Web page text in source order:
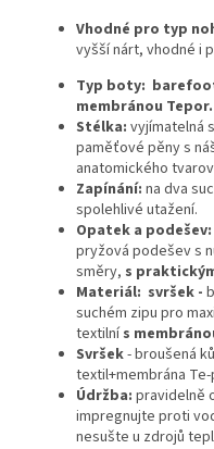
Vhodné pro typ
vyšší nárt, vhodné i
Typ boty:
membránou Tepor.
Stélka: vyjímatelná
paměťové pěny s
anatomického
Zapínání: na dva
spolehlivé utažení.
Opatek a podešev:
pryžová podešev s
směry, s
Materiál: svršek -
suchém zipu pro
textilnís
Svršek- broušená
textil+membrána
Údržba: pravidelně
impregnujte proti
nesušte u zdrojů